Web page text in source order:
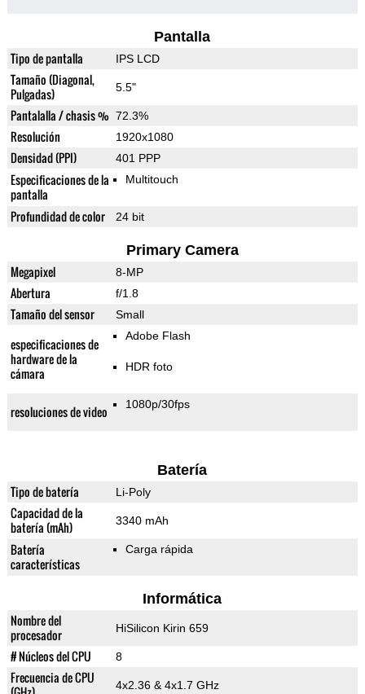
Pantalla
Tipo de pantalla IPS LCD
Tamaño (Diagonal,
Pulgadas)
5.5"
Pantalalla / chasis % 72.3%
Resolución 1920x1080
Densidad (PPI) 401 PPP
Especificaciones de la
pantalla
Multitouch
Profundidad de color 24 bit
Primary Camera
Megapixel 8-MP
Abertura f/1.8
Tamaño del sensor Small
especificaciones de
hardware de la
cámara
Adobe Flash
HDR foto
resoluciones de video 1080p/30fps
Batería
Tipo de batería Li-Poly
Capacidad de la
batería (mAh)
3340 mAh
Batería
características
Carga rápida
Informática
Nombre del
procesador
HiSilicon Kirin 659
# Núcleos del CPU 8
Frecuencia de CPU
4x2.36 & 4x1.7 GHz